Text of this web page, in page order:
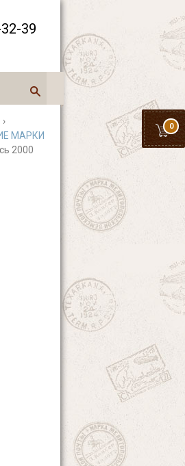
39
0
›
МАРКИ
2000